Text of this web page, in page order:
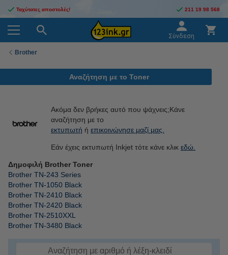
Ταχύτατες αποστολές! 211 19 98 568
Σύνδεση
Brother
Αναζήτηση με το Toner
Ακόμα δεν βρήκες αυτό που ψάχνεις;Κάνε
αναζήτηση με το
εκτυπωτή ή επικοινώνησε μαζί μας.
Εάν έχεις εκτυπωτή Inkjet τότε κάνε κλικ εδώ.
Δημοφιλή Brother Toner
Brother TN-243 Series
Brother TN-1050 Black
Brother TN-2410 Black
Brother TN-2420 Black
Brother TN-2510XXL
Brother TN-3480 Black